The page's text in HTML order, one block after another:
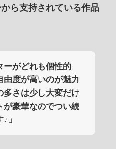
ら支持されている作品
ーがどれも個性的
由度が高いのが魅力
多さは少し大変だけ
が豪華なのでつい続
」